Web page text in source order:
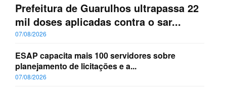
Prefeitura de Guarulhos ultrapassa 22
mil doses aplicadas contra o sar...
07/08/2026
ESAP capacita mais 100 servidores sobre
planejamento de licitações e a...
07/08/2026